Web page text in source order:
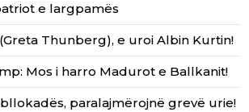
e largpamës
Thunberg), e uroi Albin Kurtin!
Mos i harro Madurot e Ballkanit!
paralajmërojnë grevë urie!